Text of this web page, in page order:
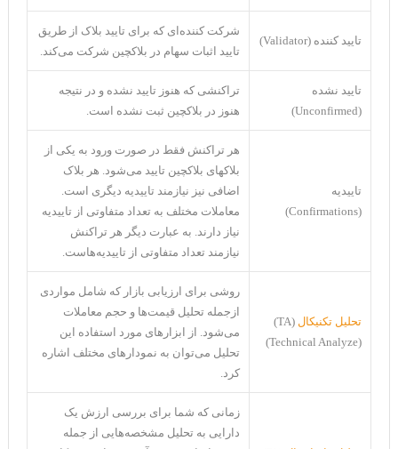
تایید کننده (Validator)
شرکت کننده‌ای که برای تایید بلاک از طریق
تایید اثبات سهام در بلاکچین شرکت می‌کند.
تایید نشده
(Unconfirmed)
تراکنشی که هنوز تایید نشده و در نتیجه
هنوز در بلاکچین ثبت نشده است.
تاییدیه
(Confirmations)
هر تراکنش فقط در صورت ورود به یکی از
بلاکهای بلاکچین تایید می‌شود. هر بلاک
اضافی نیز نیازمند تاییدیه دیگری است.
معاملات مختلف به تعداد متفاوتی از تاییدیه
نیاز دارند. به عبارت دیگر هر تراکنش
نیازمند تعداد متفاوتی از تاییدیه‌هاست.
تحلیل تکنیکال
(TA)
(Technical Analyze)
روشی برای ارزیابی بازار که شامل مواردی
ازجمله تحلیل قیمت‌ها و حجم معاملات
می‌شود. از ابزارهای مورد استفاده این
تحلیل می‌توان به نمودار‌های مختلف اشاره
کرد.
زمانی که شما برای بررسی ارزش یک
دارایی به تحلیل مشخصه‌هایی از جمله